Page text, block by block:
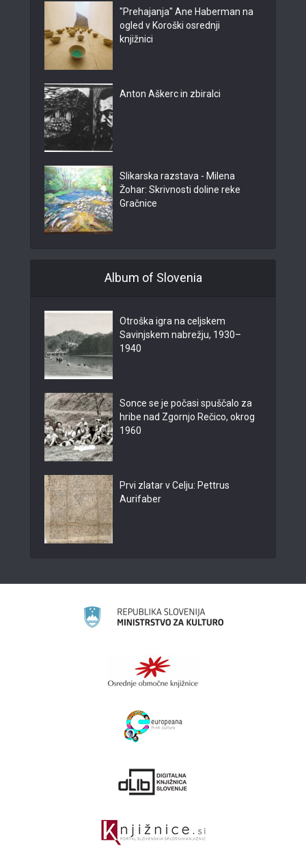
"Prehajanja" Ane Haberman na
ogled v Koroški osrednji
knjižnici
Anton Aškerc in zbiralci
Slikarska razstava - Milena
Žohar: Skrivnosti doline reke
Gračnice
Album of Slovenia
Otroška igra na celjskem
Savinjskem nabrežju, 1930–
1940
Sonce se je počasi spuščalo za
hribe nad Zgornjo Rečico, okrog
1960
Prvi zlatar v Celju: Pettrus
Aurifaber